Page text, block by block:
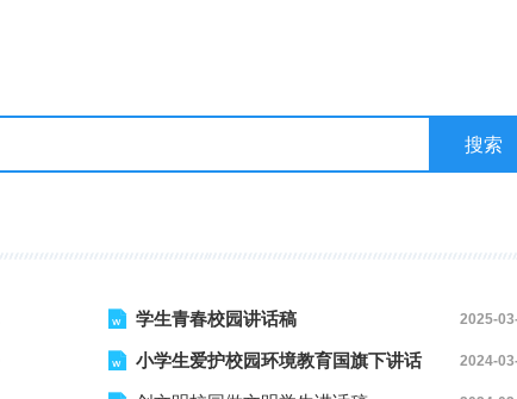
学生青春校园讲话稿 2025-
小学生爱护校园环境教育国旗下讲话 2024-